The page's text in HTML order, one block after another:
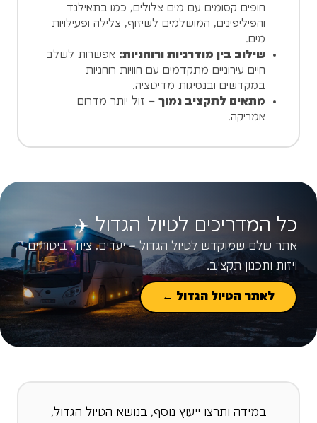
חופים קסומים עם מים צלולים, כמו בתאילנד
והפיליפינים, המושלמים לשיזוף, צלילה ופעילויות
מים.
שילוב בין מודרניות ורוחניות: אפשרות לשלב
חיים עירוניים מתקדמים עם חוויות רוחניות
במקדשים ובנסיגות מדיטציה.
מתאים לתקציב נמוך – זול יותר מדרום
אמריקה.
כל המדריכים לטיול הגדול ✈️
אתר שלם שמוקדש לטיול הגדול – יעדים, ציוד, ביטוחים,
ויזות ותכנון תקציב.
לאתר הטיול הגדול ←
במידה ותרצו ייעוץ נוסף, בנושא הטיול הגדול,